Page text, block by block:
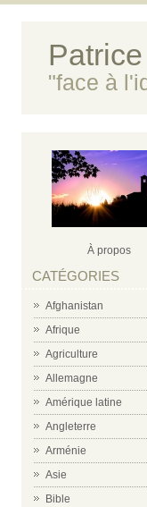
"face à
À propos
CATÉGORIES
Afghanistan
Afrique
Agriculture
Allemagne
Amérique latine
Angleterre
Arménie
Asie
Bible